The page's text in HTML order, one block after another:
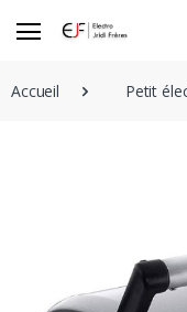
Accueil Petit